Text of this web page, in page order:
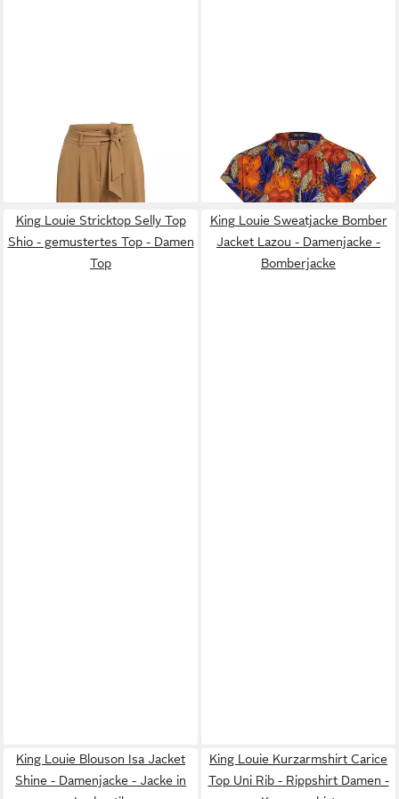
KING LOUIEStoffhose ?
Stoffhose Damen ? elegante
High Waist Hose ? Stretch
Hose mit Bindeg
120,00 €
KING LOUIEKurzarmbluse ?
Kurzarmbluse Damen ? florale
Sommerbluse ? Viskosebluse
mit Knopflei
69,95 €
King Louie Stricktop Selly Top
Shio - gemustertes Top - Damen
Top
King Louie Sweatjacke Bomber
Jacket Lazou - Damenjacke -
Bomberjacke
King Louie Blouson Isa Jacket
Shine - Damenjacke - Jacke in
King Louie Kurzarmshirt Carice
Top Uni Rib - Rippshirt Damen -